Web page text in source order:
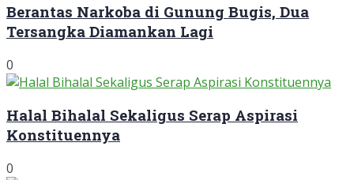
Berantas Narkoba di Gunung Bugis, Dua
Tersangka Diamankan Lagi
0
Halal Bihalal Sekaligus Serap Aspirasi
Konstituennya
0